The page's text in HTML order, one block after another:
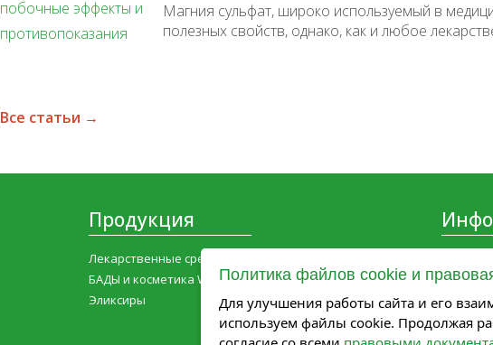
Магния сульфат, широко используемый в
полезных свойств, однако, как и любое
Все статьи →
Продукция
Лекарственные средства
БАДЫ и косметика WELLMED
Эликсиры
О
Карьера
Политика файлов cookie и
Для улучшения работы сайта и его
используем файлы cookie. Продолжая